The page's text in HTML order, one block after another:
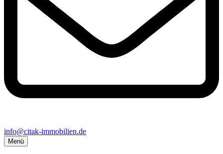
info@citak-immobilien.de
Menü